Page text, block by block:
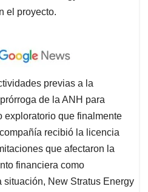
el proyecto.
previas a la
de la ANH para
exploratorio que finalmente
recibió la licencia
que afectaron la
financiera como
situación, New Stratus Energy